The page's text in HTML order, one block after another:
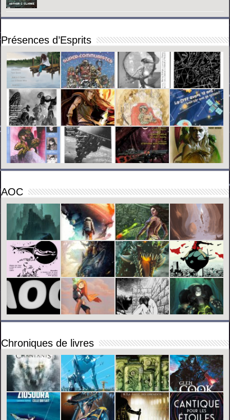
Présences d’Esprits
AOC
Chroniques de livres